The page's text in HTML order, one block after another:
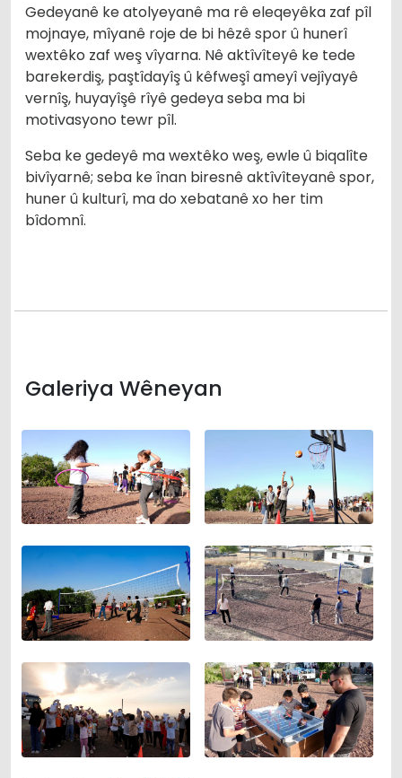
Gedeyanê ke atolyeyanê ma rê eleqeyêka zaf pîl
mojnaye, mîyanê roje de bi hêzê spor û hunerî
wextêko zaf weş vîyarna. Nê aktîvîteyê ke tede
barekerdiş, paştîdayîş û kêfweşî ameyî vejîyayê
vernîş, huyayîşê rîyê gedeya seba ma bi
motivasyono tewr pîl.
Seba ke gedeyê ma wextêko weş, ewle û biqalîte
bivîyarnê; seba ke înan biresnê aktîvîteyanê spor,
huner û kulturî, ma do xebatanê xo her tim
bîdomnî.
Galeriya Wêneyan